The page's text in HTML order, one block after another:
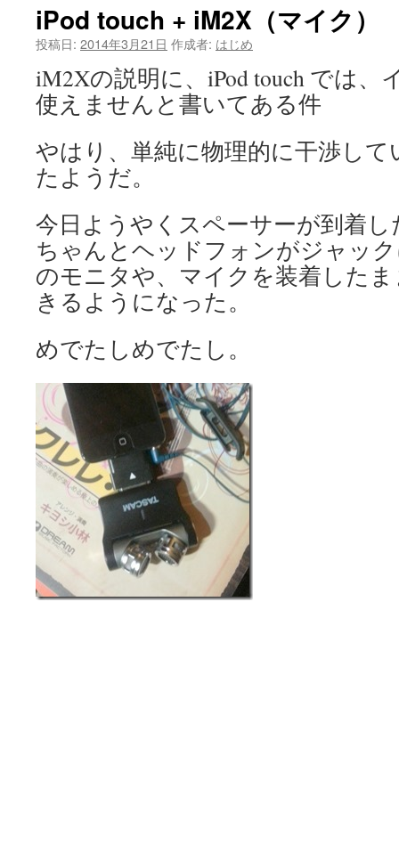
iPod touch + iM2X（マイク）
投稿日: 2014年3月21日 作成者: はじめ
iM2Xの説明に、iPod touch では
使えませんと書いてある件
やはり、単純に物理的に干渉し
たようだ。
今日ようやくスペーサーが到着
ちゃんとヘッドフォンがジャッ
のモニタや、マイクを装着した
きるようになった。
めでたしめでたし。